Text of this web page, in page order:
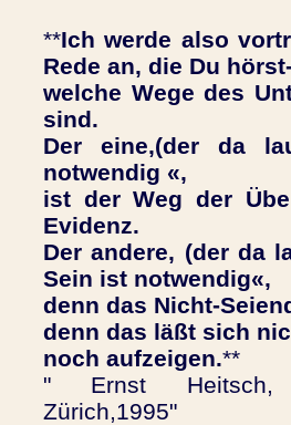
**Ich werde also
Rede an, die Du
welche Wege des
sind.
Der eine,(der da
notwendig «,
ist der Weg der
Evidenz.
Der andere, (der da
Sein ist notwendig«,
denn das Nicht-
denn das läßt sich
noch aufzeigen.**
Ernst Heitsch,
Zürich,1995